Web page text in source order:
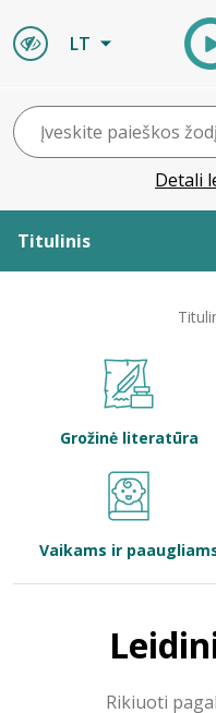
LT
Detali
Titulinis
Bibliotekoms
Grožinė literatūra
Vaikams ir
Rikiuoti